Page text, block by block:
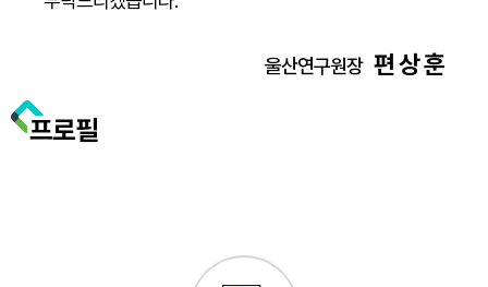
울산연구원장 편 상 훈
프로필